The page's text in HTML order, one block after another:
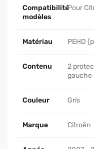
Compatibilité
modèles
Pour
Matériau PEHD
Contenu
2
gauche
Couleur Gris
Marque Citroën